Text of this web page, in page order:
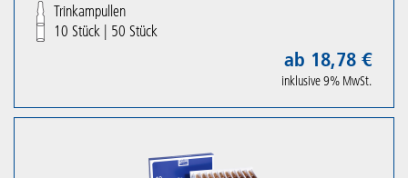
Trinkampullen
10 Stück | 50 Stück
ab 18,78 €
inklusive 9% MwSt.